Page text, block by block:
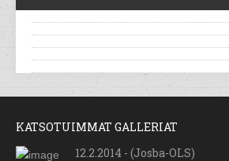
KATSOTUIMMAT GALLERIAT
12.2.2014 - (Josba-OLS)